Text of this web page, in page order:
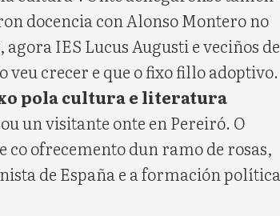
docencia con Alonso Montero no
IES Lucus Augusti e veciños de
veu crecer e que o fixo fillo adoptivo.
pola cultura e literatura
un visitante onte en Pereiró. O
ofrecemento dun ramo de rosas,
de España e a formación política